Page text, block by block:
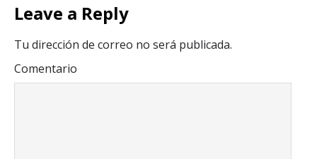
Leave a Reply
Tu dirección de correo no será publicada.
Comentario